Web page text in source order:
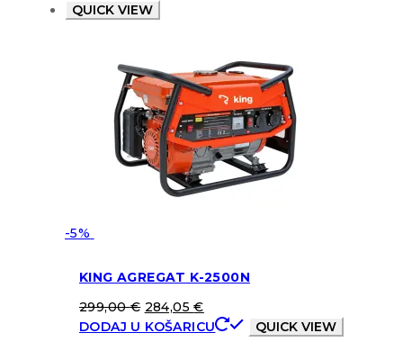
QUICK VIEW
-5%
KING AGREGAT K-2500N
299,00€ 284,05€
DODAJ U KOŠARICU
QUICK VIEW